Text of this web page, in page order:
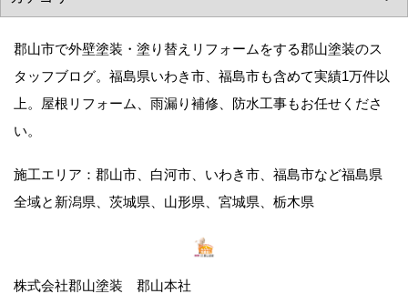
郡山市で外壁塗装・塗り替えリフォームをする郡山塗装のス
タッフブログ。福島県いわき市、福島市も含めて実績1万件以
上。屋根リフォーム、雨漏り補修、防水工事もお任せくださ
い。
施工エリア：郡山市、白河市、いわき市、福島市など福島県
全域と新潟県、茨城県、山形県、宮城県、栃木県
株式会社郡山塗装 郡山本社